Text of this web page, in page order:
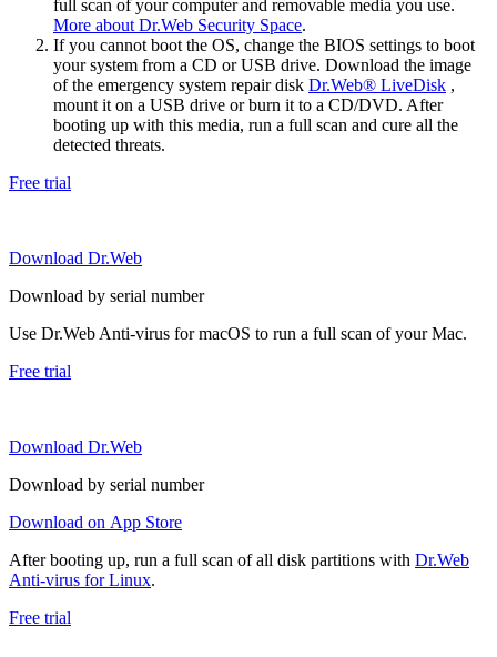
full scan of your computer and removable media you use.
More about Dr.Web Security Space.
If you cannot boot the OS, change the BIOS settings to boot
your system from a CD or USB drive. Download the image
of the emergency system repair disk Dr.Web® LiveDisk ,
mount it on a USB drive or burn it to a CD/DVD. After
booting up with this media, run a full scan and cure all the
detected threats.
Free trial
Download Dr.Web
Download by serial number
Use Dr.Web Anti-virus for macOS to run a full scan of your Mac.
Free trial
Download Dr.Web
Download by serial number
Download on App Store
After booting up, run a full scan of all disk partitions with Dr.Web
Anti-virus for Linux.
Free trial